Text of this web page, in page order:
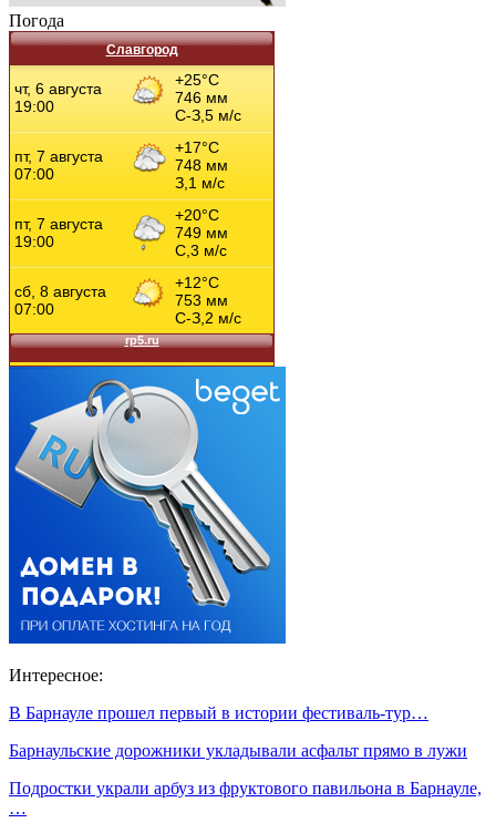
Погода
Славгород
Интересное:
В Барнауле прошел первый в истории фестиваль-тур…
Барнаульские дорожники укладывали асфальт прямо в лужи
Подростки украли арбуз из фруктового павильона в Барнауле,
…